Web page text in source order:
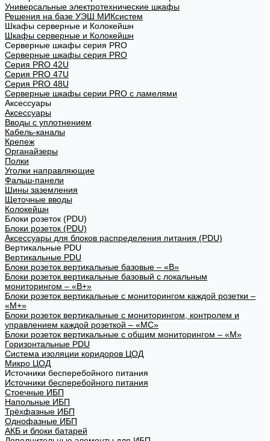
Универсальные электротехнические шкафы
Решения на базе УЭШ МИКсистем
Шкафы серверные и Колокейшн
Шкафы серверные и Колокейшн
Серверные шкафы серия PRO
Серверные шкафы серия PRO
Серия PRO 42U
Серия PRO 47U
Серия PRO 48U
Серверные шкафы серии PRO с ламелями
Аксессуары
Аксессуары
Вводы с уплотнением
Кабель-каналы
Крепеж
Органайзеры
Полки
Уголки направляющие
Фальш-панели
Шины заземления
Щеточные вводы
Колокейшн
Блоки розеток (PDU)
Блоки розеток (PDU)
Аксессуары для блоков распределения питания (PDU)
Вертикальные PDU
Вертикальные PDU
Блоки розеток вертикальные базовые – «В»
Блоки розеток вертикальные базовый с локальным
мониторингом – «В+»
Блоки розеток вертикальные с мониторингом каждой розетки –
«М+»
Блоки розеток вертикальные с мониторингом, контролем и
управлением каждой розеткой – «МС»
Блоки розеток вертикальные с общим мониторингом – «М»
Горизонтальные PDU
Система изоляции коридоров ЦОД
Микро ЦОД
Источники бесперебойного питания
Источники бесперебойного питания
Стоечные ИБП
Напольные ИБП
Трёхфазные ИБП
Однофазные ИБП
АКБ и блоки батарей